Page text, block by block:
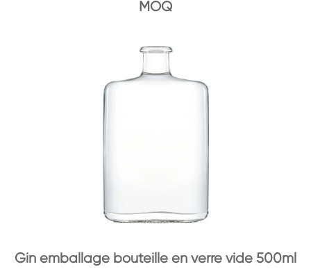
MOQ
Gin emballage bouteille en verre vide 500ml